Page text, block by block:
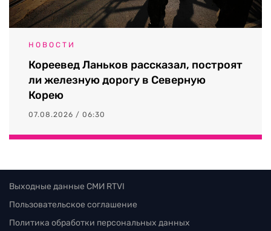
НОВОСТИ
Кореевед Ланьков рассказал, построят
ли железную дорогу в Северную
Корею
07.08.2026 / 06:30
Выходные данные СМИ RTVI
Пользовательское соглашение
Политика обработки персональных данных